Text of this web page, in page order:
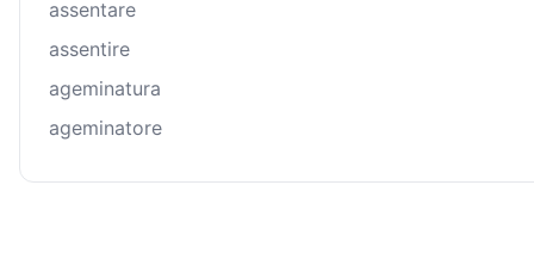
assentare
assentire
ageminatura
ageminatore